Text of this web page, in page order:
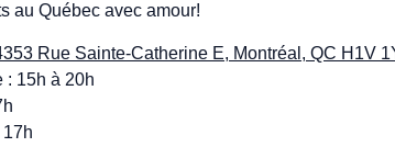
au Québec avec amour!
Rue Sainte-Catherine E, Montréal, QC H1V
: 15h à 20h